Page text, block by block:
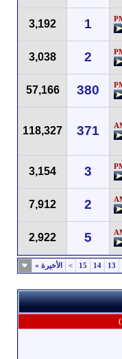
1
3,192
2
3,038
380
57,166
371
118,327
3
3,154
2
7,912
5
2,922
13
14
15
> الأخيرة »